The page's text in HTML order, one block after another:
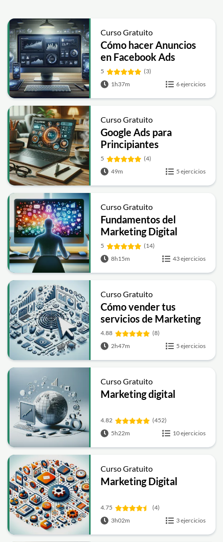
Curso Gratuito
Cómo hacer Anuncios
en Facebook Ads
5
(3)
1h37m
6 ejercicios
Curso Gratuito
Google Ads para
Principiantes
5
(4)
49m
5 ejercicios
Curso Gratuito
Fundamentos del
Marketing Digital
5
(14)
8h15m
43 ejercicios
Curso Gratuito
Cómo vender tus
servicios de Marketing
4.88
(8)
2h47m
5 ejercicios
Curso Gratuito
Marketing digital
4.82
(452)
5h22m
10 ejercicios
Curso Gratuito
Marketing Digital
4.75
(4)
3h02m
3 ejercicios